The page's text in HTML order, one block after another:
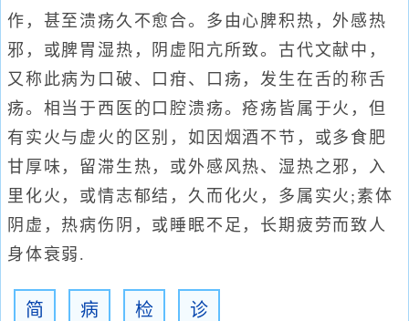
作，甚至溃疡久不愈合。多由心脾积热，外感热
邪，或脾胃湿热，阴虚阳亢所致。古代文献中，
又称此病为口破、口疳、口疡，发生在舌的称舌
疡。相当于西医的口腔溃疡。疮疡皆属于火，但
有实火与虚火的区别，如因烟酒不节，或多食肥
甘厚味，留滞生热，或外感风热、湿热之邪，入
里化火，或情志郁结，久而化火，多属实火;素体
阴虚，热病伤阴，或睡眠不足，长期疲劳而致人
身体衰弱.
简
病
检
诊